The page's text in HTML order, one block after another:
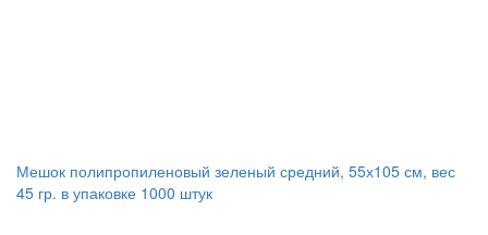
Мешок полипропиленовый зеленый средний, 55х105 см, вес
45 гр. в упаковке 1000 штук